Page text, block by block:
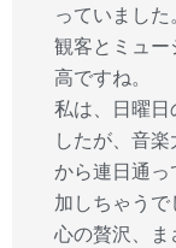
っていました。
観客とミュ
高ですね。
私は、日曜
したが、音
から連日通
加しちゃうで
心の贅沢、ま